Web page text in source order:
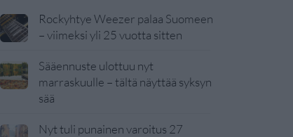
Rockyhtye Weezer palaa Suomeen
– viimeksi yli 25 vuotta sitten
Sääennuste ulottuu nyt
marraskuulle – tältä näyttää syksyn
sää
Nyt tuli punainen varoitus 27